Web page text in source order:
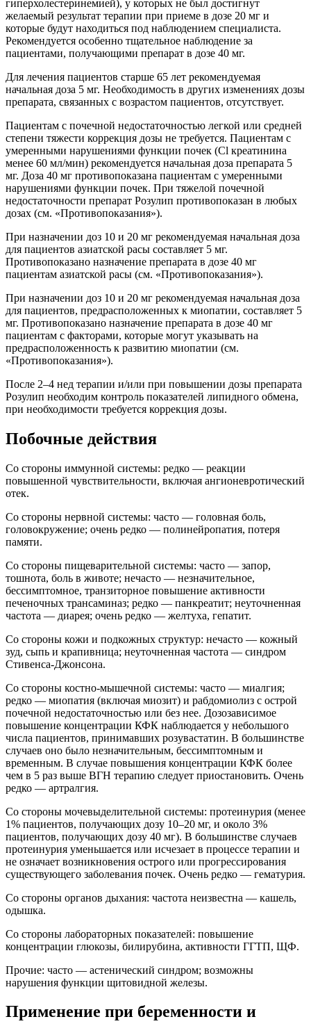
гиперхолестеринемией), у которых не был достигнут
желаемый результат терапии при приеме в дозе 20 мг и
которые будут находиться под наблюдением специалиста.
Рекомендуется особенно тщательное наблюдение за
пациентами, получающими препарат в дозе 40 мг.
Для лечения пациентов старше 65 лет рекомендуемая
начальная доза 5 мг. Необходимость в других изменениях дозы
препарата, связанных с возрастом пациентов, отсутствует.
Пациентам с почечной недостаточностью легкой или средней
степени тяжести коррекция дозы не требуется. Пациентам с
умеренными нарушениями функции почек (Cl креатинина
менее 60 мл/мин) рекомендуется начальная доза препарата 5
мг. Доза 40 мг противопоказана пациентам с умеренными
нарушениями функции почек. При тяжелой почечной
недостаточности препарат Розулип противопоказан в любых
дозах (см. «Противопоказания»).
При назначении доз 10 и 20 мг рекомендуемая начальная доза
для пациентов азиатской расы составляет 5 мг.
Противопоказано назначение препарата в дозе 40 мг
пациентам азиатской расы (см. «Противопоказания»).
При назначении доз 10 и 20 мг рекомендуемая начальная доза
для пациентов, предрасположенных к миопатии, составляет 5
мг. Противопоказано назначение препарата в дозе 40 мг
пациентам с факторами, которые могут указывать на
предрасположенность к развитию миопатии (см.
«Противопоказания»).
После 2–4 нед терапии и/или при повышении дозы препарата
Розулип необходим контроль показателей липидного обмена,
при необходимости требуется коррекция дозы.
Побочные действия
Со стороны иммунной системы: редко — реакции
повышенной чувствительности, включая ангионевротический
отек.
Со стороны нервной системы: часто — головная боль,
головокружение; очень редко — полинейропатия, потеря
памяти.
Со стороны пищеварительной системы: часто — запор,
тошнота, боль в животе; нечасто — незначительное,
бессимптомное, транзиторное повышение активности
печеночных трансаминаз; редко — панкреатит; неуточненная
частота — диарея; очень редко — желтуха, гепатит.
Со стороны кожи и подкожных структур: нечасто — кожный
зуд, сыпь и крапивница; неуточненная частота — синдром
Стивенса-Джонсона.
Со стороны костно-мышечной системы: часто — миалгия;
редко — миопатия (включая миозит) и рабдомиолиз с острой
почечной недостаточностью или без нее. Дозозависимое
повышение концентрации КФК наблюдается у небольшого
числа пациентов, принимавших розувастатин. В большинстве
случаев оно было незначительным, бессимптомным и
временным. В случае повышения концентрации КФК более
чем в 5 раз выше ВГН терапию следует приостановить. Очень
редко — артралгия.
Со стороны мочевыделительной системы: протеинурия (менее
1% пациентов, получающих дозу 10–20 мг, и около 3%
пациентов, получающих дозу 40 мг). В большинстве случаев
протеинурия уменьшается или исчезает в процессе терапии и
не означает возникновения острого или прогрессирования
существующего заболевания почек. Очень редко — гематурия.
Со стороны органов дыхания: частота неизвестна — кашель,
одышка.
Со стороны лабораторных показателей: повышение
концентрации глюкозы, билирубина, активности ГГТП, ЩФ.
Прочие: часто — астенический синдром; возможны
нарушения функции щитовидной железы.
Применение при беременности и